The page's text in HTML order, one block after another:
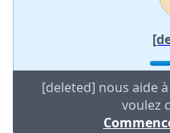
[deleted] nous aide
voulez